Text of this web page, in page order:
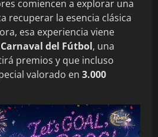
comiencen a explorar una
recuperar la esencia clásica
esa experiencia viene
Carnaval del Fútbol, una
premios y que incluso
valorado en 3.000